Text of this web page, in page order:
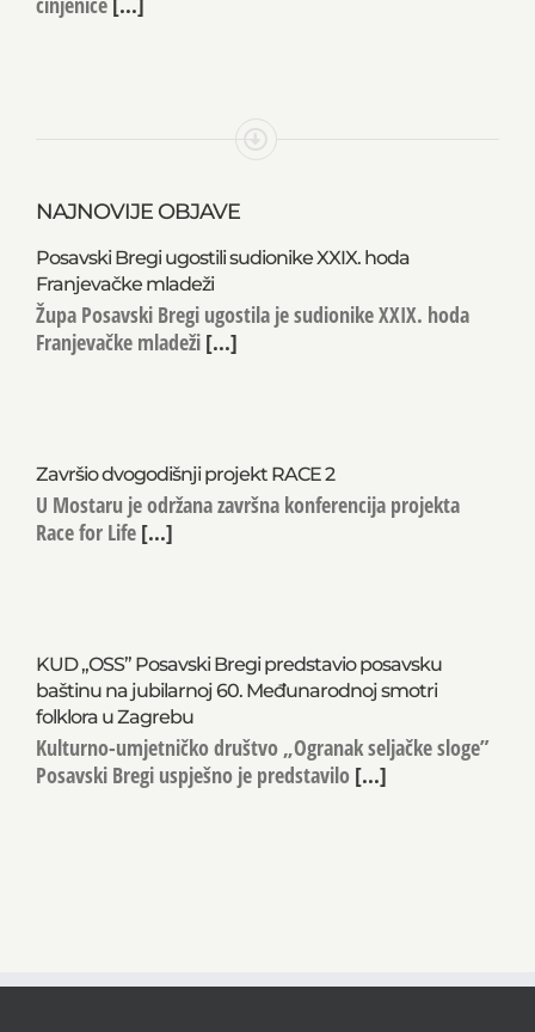
činjenice [...]
NAJNOVIJE OBJAVE
Posavski Bregi ugostili sudionike XXIX. hoda
Franjevačke mladeži
Župa Posavski Bregi ugostila je sudionike XXIX. hoda
Franjevačke mladeži [...]
Završio dvogodišnji projekt RACE 2
U Mostaru je održana završna konferencija projekta
Race for Life [...]
KUD „OSS” Posavski Bregi predstavio posavsku
baštinu na jubilarnoj 60. Međunarodnoj smotri
folklora u Zagrebu
Kulturno-umjetničko društvo „Ogranak seljačke sloge”
Posavski Bregi uspješno je predstavilo [...]